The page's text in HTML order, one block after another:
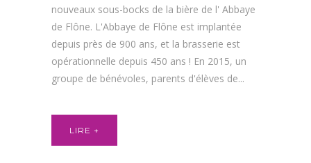
nouveaux sous-bocks de la bière de l' Abbaye
de Flône. L'Abbaye de Flône est implantée
depuis près de 900 ans, et la brasserie est
opérationnelle depuis 450 ans ! En 2015, un
groupe de bénévoles, parents d'élèves de...
LIRE +